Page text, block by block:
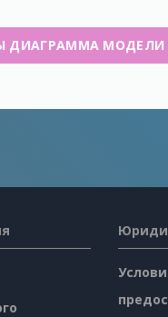
ДИАГРАММА МОДЕЛИ